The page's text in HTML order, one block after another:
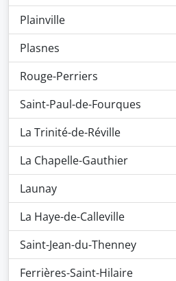
Plainville
Plasnes
Rouge-Perriers
Saint-Paul-de-Fourques
La Trinité-de-Réville
La Chapelle-Gauthier
Launay
La Haye-de-Calleville
Saint-Jean-du-Thenney
Ferrières-Saint-Hilaire